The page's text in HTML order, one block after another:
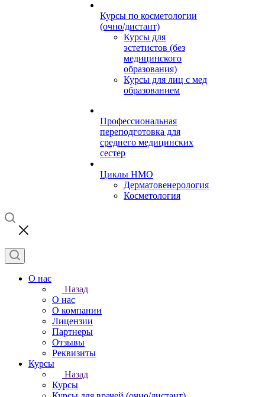
Курсы по косметологии
(очно/дистант)
Курсы для
эстетистов (без
медицинского
образования)
Курсы для лиц с мед
образованием
Профессиональная
переподготовка для
среднего медицинских
сестер
Циклы НМО
Дерматовенерология
Косметология
О нас
Назад
О нас
О компании
Лицензии
Партнеры
Отзывы
Реквизиты
Курсы
Назад
Курсы